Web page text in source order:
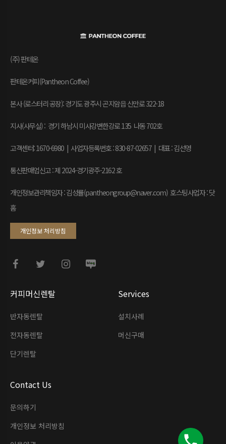
커피머신렌탈
반자동렌탈
전자동렌탈
단기렌탈
Services
설치사례
머신구매
Contact Us
문의하기
개인정보 처리방침
(주) 판테온
판테온커피(Pantheon Coffee)
본사 (로스터리 공장): 경기도 광주시 곤지암읍 신만로 322-18
지사(사무실) : 경기 하남시 미사강변한강로 135 나동 702호
고객센터: 1670-6980 | 사업자등록번호 : 830-87-02657 | 대표 : 김선영
통신판매업신고 : 제 2024-경기광주-2162 호
개인정보관리책임자 : 김성률(pantheongroup@naver.com) 호스팅사업자 : 닷
홈
개인정보 처리방침